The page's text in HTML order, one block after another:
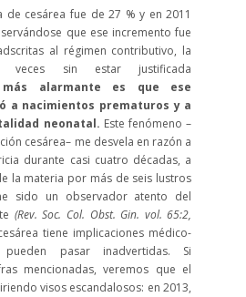
de cesárea fue de 27 % y en 2011
que ese incremento fue
al régimen contributivo, la
sin estar justificada
alarmante es que ese
a nacimientos prematuros y a
neonatal. Este fenómeno –
cesárea– me desvela en razón a
durante casi cuatro décadas, a
la materia por más de seis lustros
sido un observador atento del
(Rev. Soc. Col. Obst. Gin. vol. 65:2,
tiene implicaciones médico-
pasar inadvertidas. Si
mencionadas, veremos que el
visos escandalosos: en 2013,